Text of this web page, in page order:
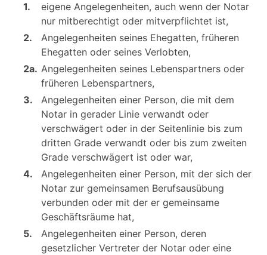
1.
eigene Angelegenheiten, auch wenn der Notar
nur mitberechtigt oder mitverpflichtet ist,
2.
Angelegenheiten seines Ehegatten, früheren
Ehegatten oder seines Verlobten,
2a. Angelegenheiten seines Lebenspartners oder
früheren Lebenspartners,
3.
Angelegenheiten einer Person, die mit dem
Notar in gerader Linie verwandt oder
verschwägert oder in der Seitenlinie bis zum
dritten Grade verwandt oder bis zum zweiten
Grade verschwägert ist oder war,
4.
Angelegenheiten einer Person, mit der sich der
Notar zur gemeinsamen Berufsausübung
verbunden oder mit der er gemeinsame
Geschäftsräume hat,
5.
Angelegenheiten einer Person, deren
gesetzlicher Vertreter der Notar oder eine